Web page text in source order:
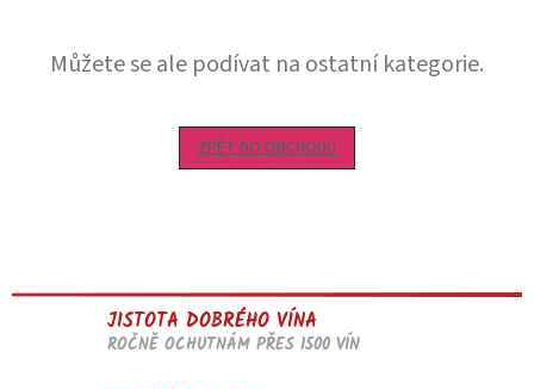
Můžete se ale podívat na ostatní kategorie.
ZPĚT DO OBCHODU
JISTOTA DOBRÉHO VÍNA
ROČNĚ OCHUTNÁM PŘES 1500 VÍN